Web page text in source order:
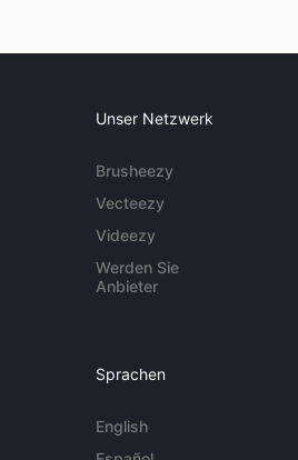
Unser Netzwerk
Brusheezy
Vecteezy
Videezy
Werden Sie
Anbieter
Sprachen
English